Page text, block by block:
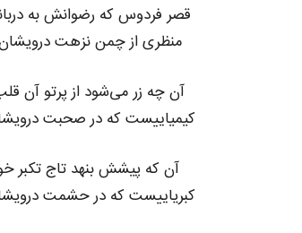
قصر فردوس که رضوانش به
منظری از چمن نزهت
آن چه زر می‌شود از پرتو آن
کیمیاییست که در صحبت
آن که پیشش بنهد تاج تکبر
کبریاییست که در حشمت